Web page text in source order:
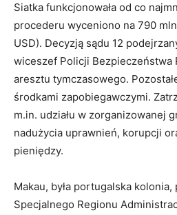
Siatka funkcjonowała od co
procederu wyceniono na 790
USD). Decyzją sądu 12
wiceszef Policji Bezpieczeństwa
aresztu tymczasowego.
środkami zapobiegawczymi.
m.in. udziału w zorganizowanej
nadużycia uprawnień, korupcji
pieniędzy.
Makau, była portugalska kolonia,
Specjalnego Regionu